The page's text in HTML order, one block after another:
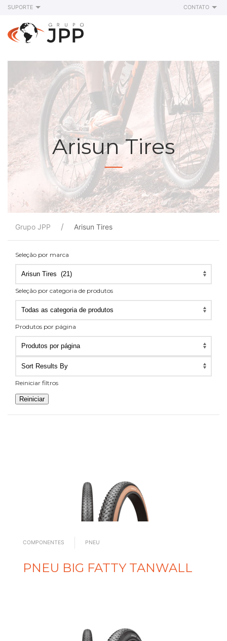
SUPORTE CONTATO
Arisun Tires
Grupo JPP Arisun Tires
Seleção por marca
Seleção por categoria de produtos
Seleção
por
categoria
de
produtos
Produtos por página
Produtos
por
página
Reiniciar filtros
COMPONENTES PNEU
PNEU BIG FATTY TANWALL